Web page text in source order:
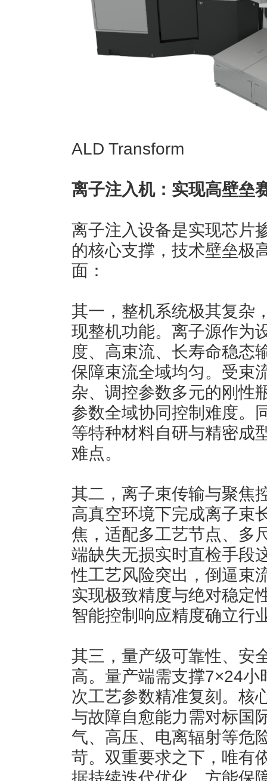
ALD Transform
离子注入机：实现高壁垒
离子注入设备是实现芯片
的核心支撑，技术壁垒极
面：
其一，整机系统极其复杂
现整机功能。离子源作为
度、高束流、长寿命稳态
保障束流全域均匀。受束
杂、调控参数多元的刚性
参数全域协同控制难度。
等特种材料自研与精密成
难点。
其二，离子束传输与聚焦
高真空环境下完成离子束
焦，适配多工艺节点、多
端缺失无损实时直检手段
性工艺风险突出，倒逼束
实现极致精度与绝对稳定
智能控制响应精度确立行
其三，量产级可靠性、安
高。量产端需支撑7×24
次工艺参数精准复刻。核
与故障自愈能力需对标国
气、高压、电离辐射等危
苛。双重要求之下，唯有